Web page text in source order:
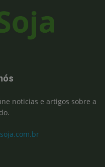
noticias e artigos sobre a